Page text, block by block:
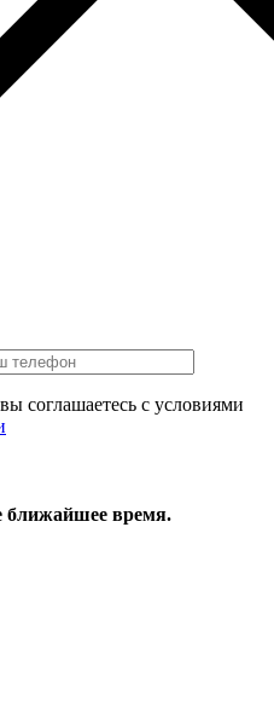
соглашаетесь с условиями
время.